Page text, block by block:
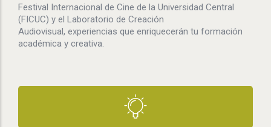
Festival Internacional de Cine de la Universidad Central
(FICUC) y el Laboratorio de Creación
Audiovisual, experiencias que enriquecerán tu formación
académica y creativa.